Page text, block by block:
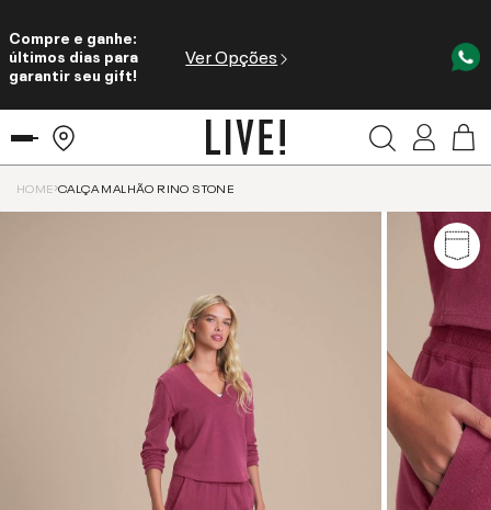
Compre e ganhe:
últimos dias para
garantir seu gift!
Ver Opções
HOME CALÇA MALHÃO RINO STONE